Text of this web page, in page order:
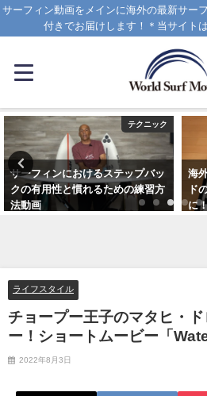
サーフィン動画をメインに海外の最新サー
付きでお届けします！＊当サイト
テクニック
サーフィンにおけるステップバッ
クの有用性と慣れるための練習方
法動画
海
ド
に
ライフスタイル
チョープー王子のマタヒ・
ー！ショートムービー「
2022年8月3日